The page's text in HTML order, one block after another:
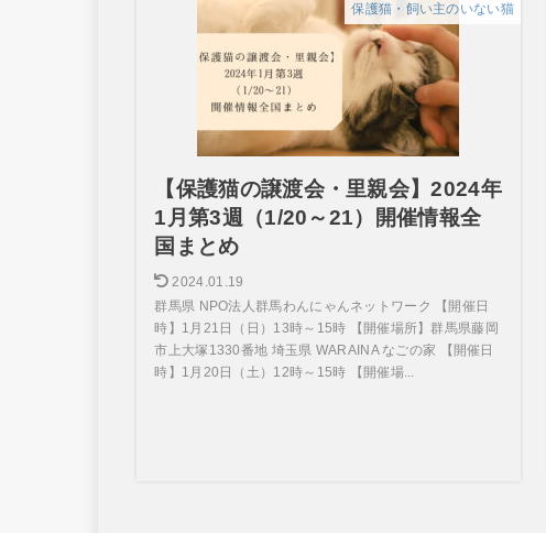
保護猫・飼い主のいない猫
【保護猫の譲渡会・里親会】2024年
1月第3週（1/20～21）開催情報全
国まとめ
2024.01.19
群馬県 NPO法人群馬わんにゃんネットワーク 【開催日
時】1月21日（日）13時～15時 【開催場所】群馬県藤岡
市上大塚1330番地 埼玉県 WARAINA なごの家 【開催日
時】1月20日（土）12時～15時 【開催場...